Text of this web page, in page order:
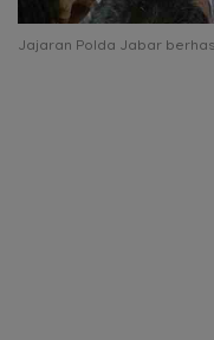
Jajaran Polda Jabar